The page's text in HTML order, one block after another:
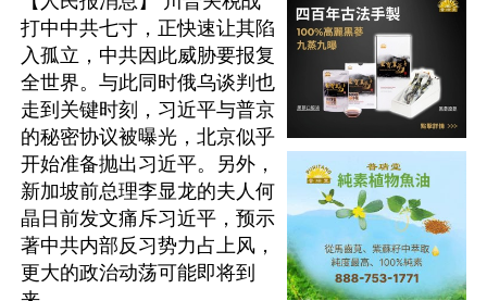
打中中共七寸，正快速让其陷
入孤立，中共因此威胁要报复
全世界。与此同时俄乌谈判也
走到关键时刻，习近平与普京
的秘密协议被曝光，北京似乎
开始准备抛出习近平。另外，
新加坡前总理李显龙的夫人何
晶日前发文痛斥习近平，预示
著中共内部反习势力占上风，
更大的政治动荡可能即将到